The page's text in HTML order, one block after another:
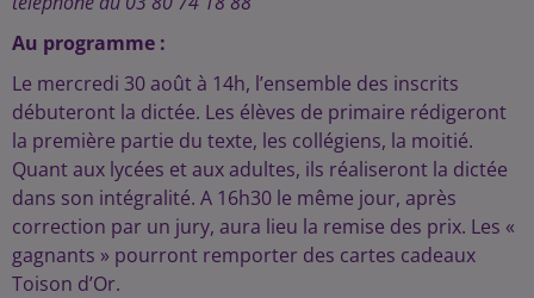
Au programme :
Le mercredi 30 août à 14h, l’ensemble des inscrits
débuteront la dictée. Les élèves de primaire rédigeront
la première partie du texte, les collégiens, la moitié.
Quant aux lycées et aux adultes, ils réaliseront la dictée
dans son intégralité. A 16h30 le même jour, après
correction par un jury, aura lieu la remise des prix. Les «
gagnants » pourront remporter des cartes cadeaux
Toison d’Or.